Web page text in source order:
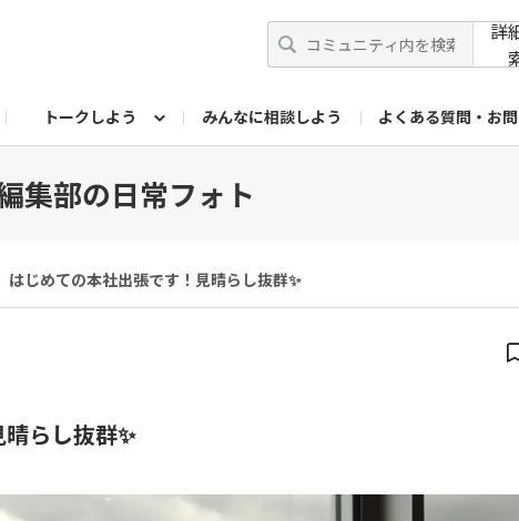
詳
トークしよう みんなに相談しよう よくある質問・お
集部の日常フォト
はじめての本社出張です！見晴らし抜群✨
らし抜群✨